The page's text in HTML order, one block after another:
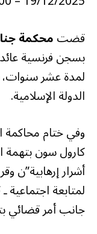
قضتمحكمة
بسجن فرنسية
لمدة عشر سنوات،
الدولة الإسلامية.
وفي ختام محاكمة
كارول سون بتهمة
أشرار إرهابية”ن
لمتابعة
جانب أمر قضائي